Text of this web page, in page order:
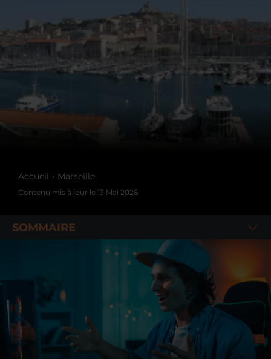
Accueil Marseille
Contenu mis à jour le 13 Mai 2026
SOMMAIRE